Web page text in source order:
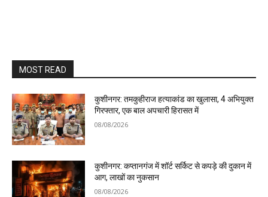
MOST READ
कुशीनगर: तमकुहीराज हत्याकांड का खुलासा, 4 अभियुक्त
गिरफ्तार, एक बाल अपचारी हिरासत में
08/08/2026
कुशीनगर: कप्तानगंज में शॉर्ट सर्किट से कपड़े की दुकान में
आग, लाखों का नुकसान
08/08/2026